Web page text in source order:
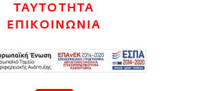
ΤΑΥΤΟΤΗΤΑ
ΕΠΙΚΟΙΝΩΝΙΑ